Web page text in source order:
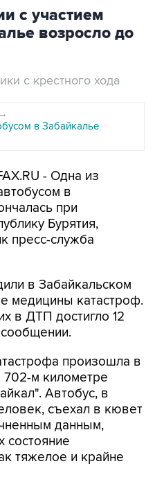
с участием
возросло до
с крестного хода
→
в Забайкалье
- Одна из
в
при
Бурятия,
пресс-служба
в Забайкальском
медицины катастроф.
в ДТП достигло 12
произошла в
702-м километре
Автобус, в
съехал в кювет
данным,
состояние
тяжелое и крайне